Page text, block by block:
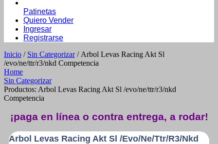
Patinetas
Quiero Vender
Ingresar
Registrarse
Inicio / Sin Categorizar/ Arbol Levas Racing Akt Sl
/evo/ne/ttr/r3/nkd Competencia
Home
Sin Categorizar
Productos: Arbol Levas Racing Akt Sl /evo/ne/ttr/r3/nkd
Competencia
¡paga en línea o contra entrega, a rodar!
Arbol Levas Racing Akt Sl /evo/ne/ttr/r3/nkd